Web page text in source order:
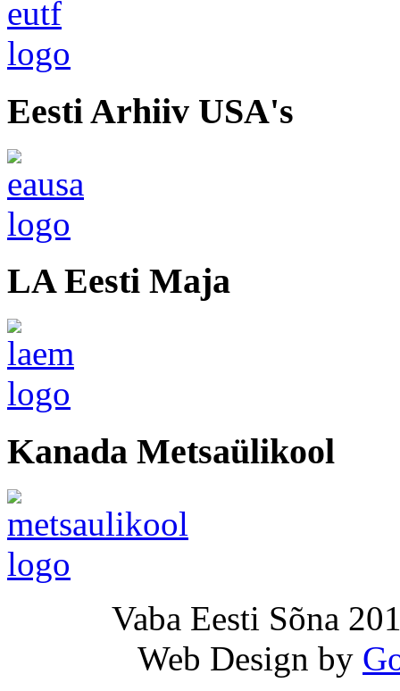
Eesti Arhiiv USA's
LA Eesti Maja
Kanada Metsaülikool
Vaba Eesti Sõna
Web Design by